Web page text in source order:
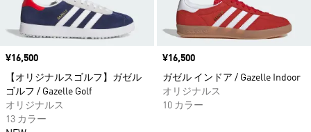
価格
¥16,500
【オリジナルスゴルフ】ガゼル
ゴルフ / Gazelle Golf
オリジナルス
13 カラー
価格
¥16,500
ガゼル インドア / Gazelle Indoor
オリジナルス
10 カラー